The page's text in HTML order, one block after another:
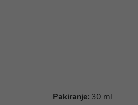
Pakiranje: 30 ml